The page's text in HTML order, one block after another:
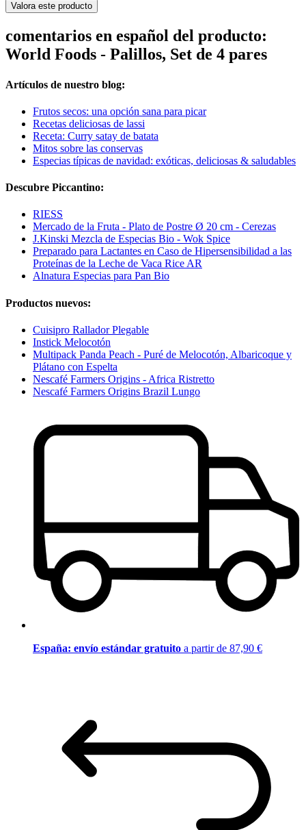
Valora este producto
comentarios en español del producto:
World Foods - Palillos, Set de 4 pares
Artículos de nuestro blog:
Frutos secos: una opción sana para picar
Recetas deliciosas de lassi
Receta: Curry satay de batata
Mitos sobre las conservas
Especias típicas de navidad: exóticas, deliciosas & saludables
Descubre Piccantino:
RIESS
Mercado de la Fruta - Plato de Postre Ø 20 cm - Cerezas
J.Kinski Mezcla de Especias Bio - Wok Spice
Preparado para Lactantes en Caso de Hipersensibilidad a las
Proteínas de la Leche de Vaca Rice AR
Alnatura Especias para Pan Bio
Productos nuevos:
Cuisipro Rallador Plegable
Instick Melocotón
Multipack Panda Peach - Puré de Melocotón, Albaricoque y
Plátano con Espelta
Nescafé Farmers Origins - Africa Ristretto
Nescafé Farmers Origins Brazil Lungo
España: envío estándar gratuito a partir de 87,90 €